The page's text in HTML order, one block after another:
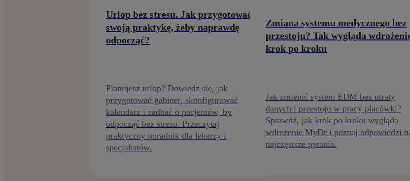
Urlop bez stresu. Jak przygotować
swoją praktykę, żeby naprawdę
odpocząć?
Planujesz urlop? Dowiedz się, jak
przygotować gabinet, skonfigurować
kalendarz i zadbać o pacjentów, by
odpocząć bez stresu. Przeczytaj
praktyczny poradnik dla lekarzy i
specjalistów.
Zmiana systemu medycznego bez
przestoju? Tak wygląda wdrożenie
krok po kroku
Jak zmienić system EDM bez utraty
danych i przestoju w pracy placówki?
Sprawdź, jak krok po kroku wygląda
wdrożenie MyDr i poznaj odpowiedzi na
najczęstsze pytania.